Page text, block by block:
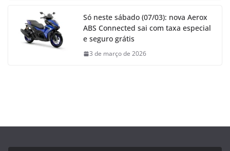
Só neste sábado (07/03): nova Aerox
ABS Connected sai com taxa especial
e seguro grátis
3 de março de 2026